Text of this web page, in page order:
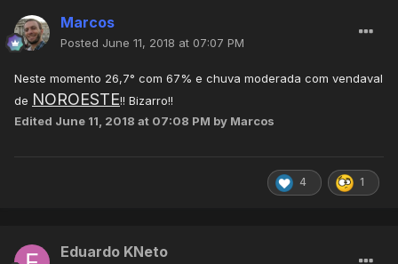
Marcos
Posted June 11, 2018 at 07:07 PM
Neste momento 26,7° com 67% e chuva moderada com vendaval
de NOROESTE!! Bizarro!!
Edited June 11, 2018 at 07:08 PM by Marcos
4 1
Eduardo KNeto